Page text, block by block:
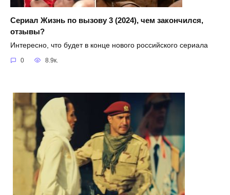
Сериал Жизнь по вызову 3 (2024), чем закончился,
отзывы?
Интересно, что будет в конце нового российского сериала
0 8.9к.